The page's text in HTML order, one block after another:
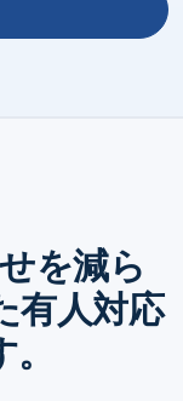
を減ら
有人対応